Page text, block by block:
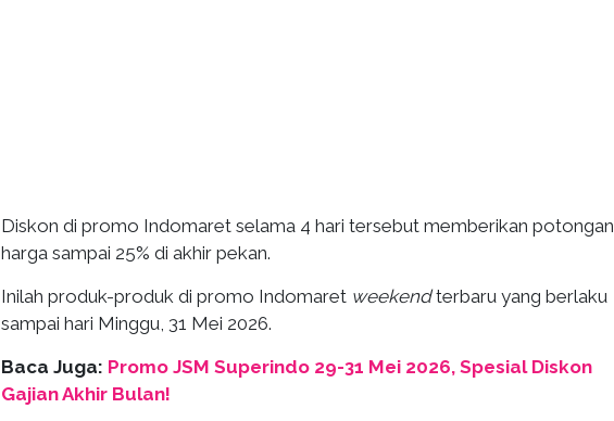
Diskon di promo Indomaret selama 4 hari tersebut memberikan potongan
harga sampai 25% di akhir pekan.
Inilah produk-produk di promo Indomaret weekendterbaru yang berlaku
sampai hari Minggu, 31 Mei 2026.
Baca Juga: Promo JSM Superindo 29-31 Mei 2026, Spesial Diskon
Gajian Akhir Bulan!